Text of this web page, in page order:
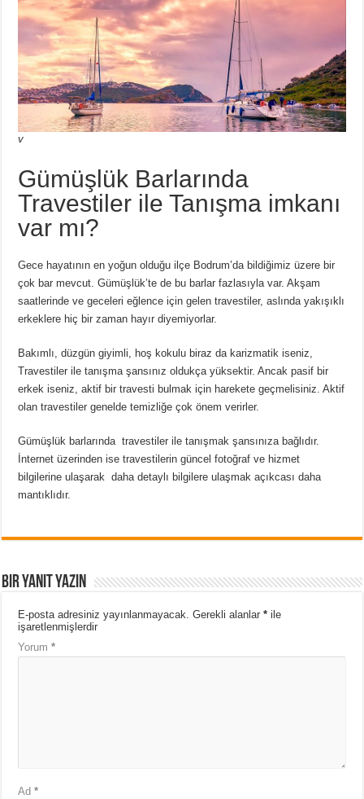
v
Gümüşlük Barlarında
Travestiler ile Tanışma imkanı
var mı?
Gece hayatının en yoğun olduğu ilçe Bodrum’da bildiğimiz üzere bir
çok bar mevcut. Gümüşlük’te de bu barlar fazlasıyla var. Akşam
saatlerinde ve geceleri eğlence için gelen travestiler, aslında yakışıklı
erkeklere hiç bir zaman hayır diyemiyorlar.
Bakımlı, düzgün giyimli, hoş kokulu biraz da karizmatik iseniz,
Travestiler ile tanışma şansınız oldukça yüksektir. Ancak pasif bir
erkek iseniz, aktif bir travesti bulmak için harekete geçmelisiniz. Aktif
olan travestiler genelde temizliğe çok önem verirler.
Gümüşlük barlarında travestiler ile tanışmak şansınıza bağlıdır.
İnternet üzerinden ise travestilerin güncel fotoğraf ve hizmet
bilgilerine ulaşarak daha detaylı bilgilere ulaşmak açıkcası daha
mantıklıdır.
Bir yanıt yazın
E-posta adresiniz yayınlanmayacak. Gerekli alanlar* ile
işaretlenmişlerdir
Yorum*
Ad*